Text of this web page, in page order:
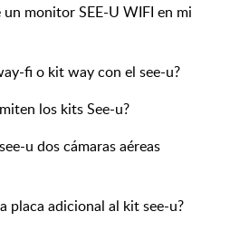
monitor SEE-U WIFI en mi
fi o kit way con el see-u?
los kits See-u?
u dos cámaras aéreas
placa adicional al kit see-u?